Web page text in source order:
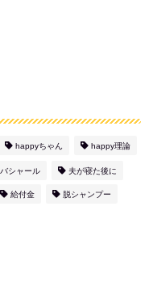
happyちゃん happy理論
バシャール 夫が寝た後に
給付金 脱シャンプー